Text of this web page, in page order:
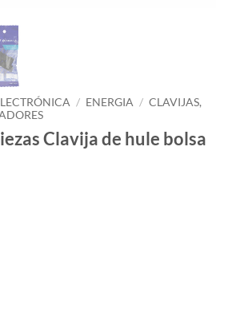
/ ENERGIA / CLAVIJAS,
Clavija de hule bolsa